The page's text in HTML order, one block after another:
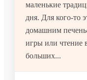
маленькие
дня. Для кого-то
домашним
игры или чтение
больших...